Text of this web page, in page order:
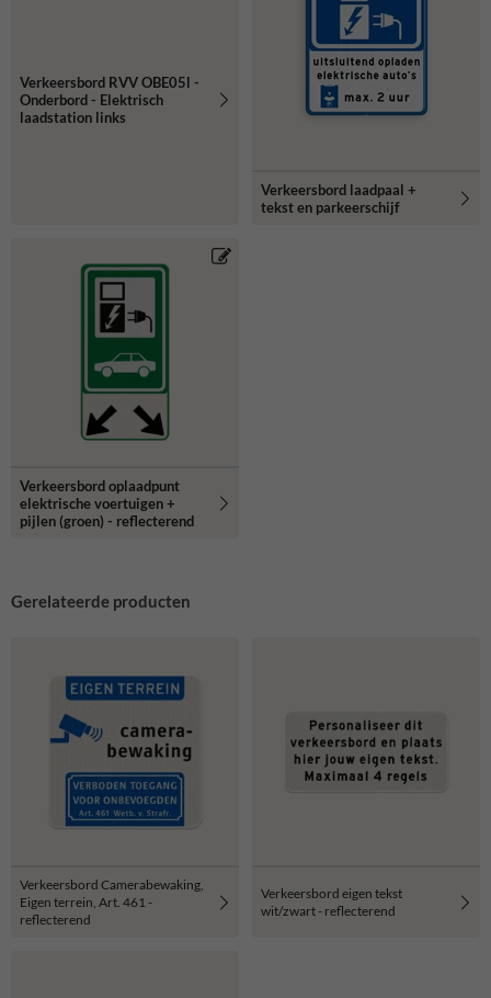
Verkeersbord RVV OBE05l -
Onderbord - Elektrisch
laadstation links
Verkeersbord laadpaal +
tekst en parkeerschijf
Verkeersbord oplaadpunt
elektrische voertuigen +
pijlen (groen) - reflecterend
Gerelateerde producten
Verkeersbord Camerabewaking,
Eigen terrein, Art. 461 -
reflecterend
Verkeersbord eigen tekst
wit/zwart - reflecterend